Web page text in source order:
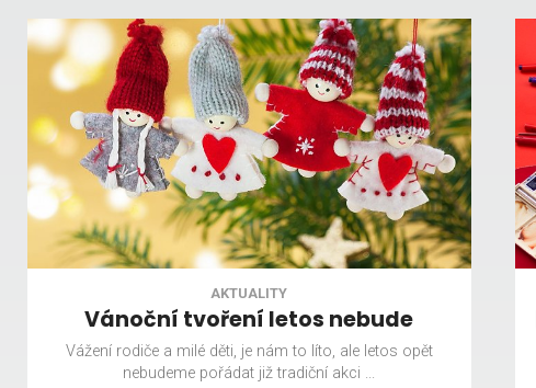
AKTUALITY
Vánoční tvoření letos nebude
Vážení rodiče a milé děti, je nám to líto, ale letos opět
nebudeme pořádat již tradiční akci ...